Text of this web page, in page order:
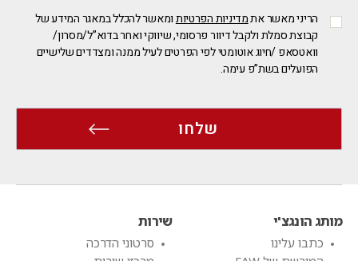
הריני מאשר אתמדיניות הפרטיותומאשר להכלל במאגר המידע של
קבוצת סמלת ולקבל דיוור פרסומי, שיווקי ואחר בדוא”ל/מסרון/
וואטסאפ /חיוג אוטומטי לפי הפרטים לעיל ממנה ומצדדים שלישיים
הפועלים בשת”פ עימה.
מותג הונגצ'י
כתבו עלינו
שירות
סרטוני הדרכה